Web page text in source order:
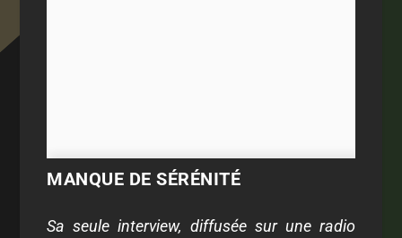
MANQUE DE SÉRÉNITÉ
Sa seule interview, diffusée sur une radio